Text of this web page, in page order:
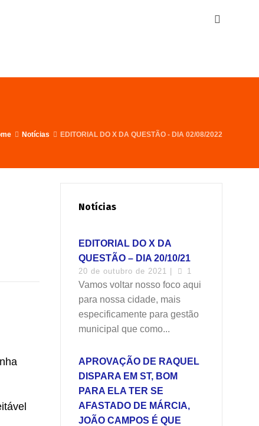
Notícias EDITORIAL DO X DA QUESTÃO - DIA 02/08/2022
Notícias
EDITORIAL DO X DA
QUESTÃO – DIA 20/10/21
20 de outubro de 2021 | 1
Vamos voltar nosso foco aqui
para nossa cidade, mais
especificamente para gestão
municipal que como...
APROVAÇÃO DE RAQUEL
DISPARA EM ST, BOM
PARA ELA TER SE
AFASTADO DE MÁRCIA,
JOÃO CAMPOS É QUE